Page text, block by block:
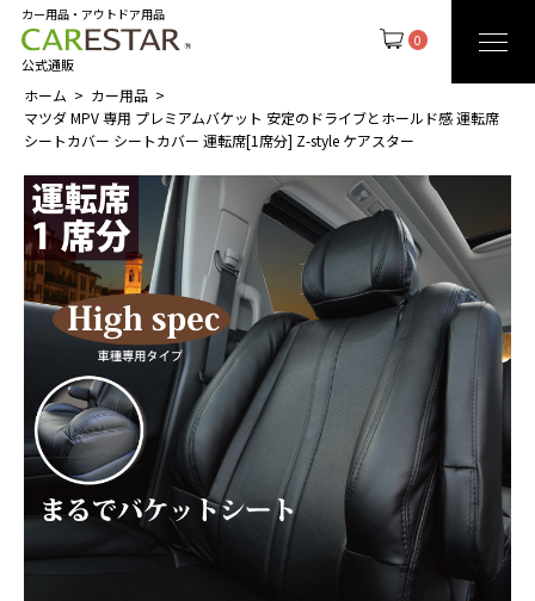
0
カー用品・アウトドア用品
公式通販
ホーム
カー用品
マツダ MPV 専用 プレミアムバケット 安定のドライブとホールド感 運転席
シートカバー シートカバー 運転席[1席分] Z-style ケアスター